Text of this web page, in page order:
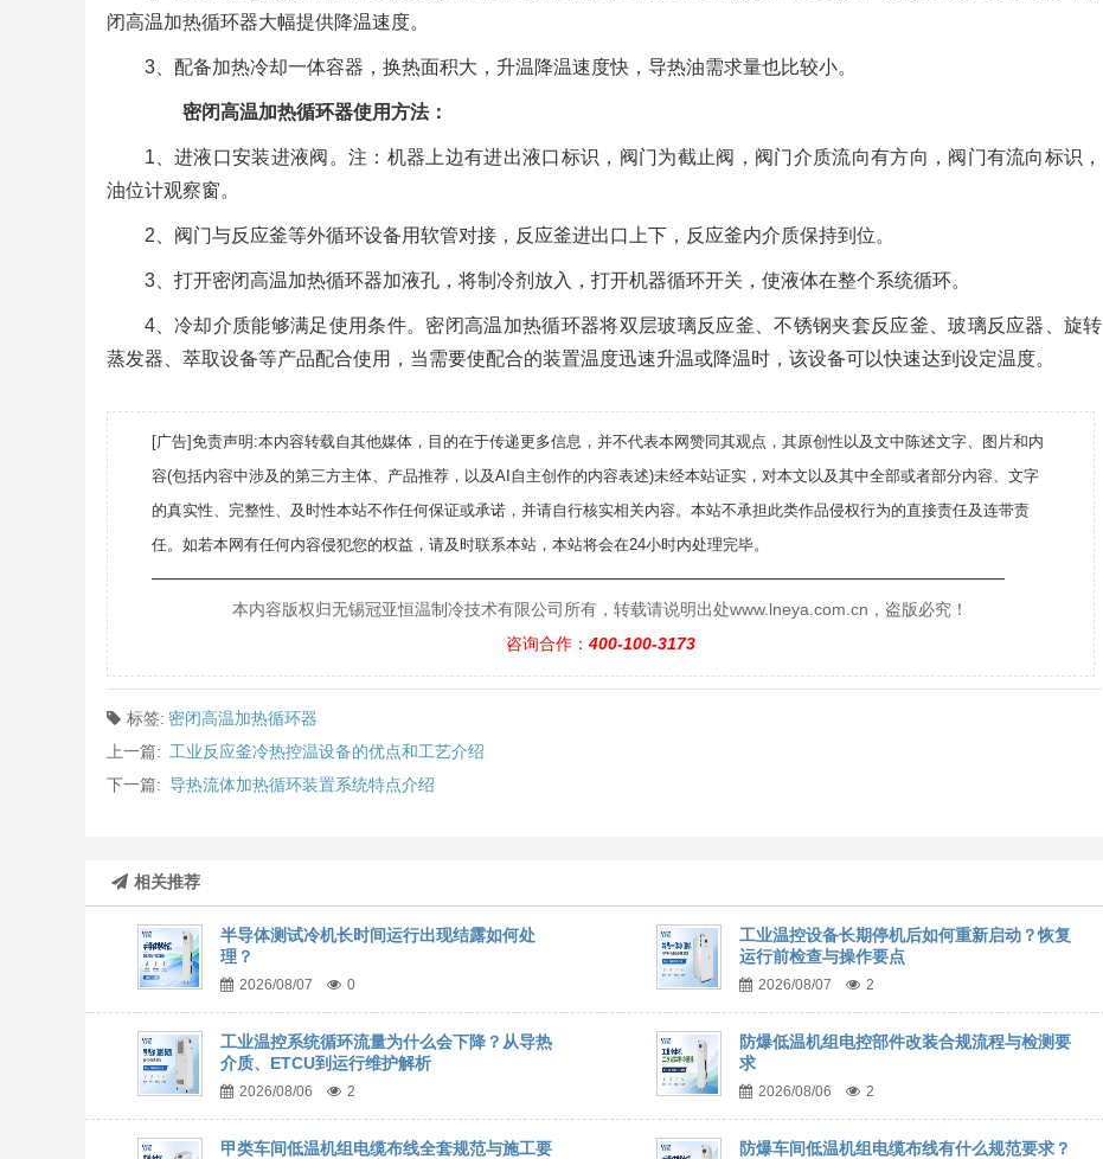
闭高温加热循环器大幅提供降温速度。
3、配备加热冷却一体容器，换热面积大，升温降温速度快，导热油需求量也比较小。
密闭高温加热循环器使用方法：
1、进液口安装进液阀。注：机器上边有进出液口标识，阀门为截止阀，阀门介质流向有方向，阀门有流向标识，
油位计观察窗。
2、阀门与反应釜等外循环设备用软管对接，反应釜进出口上下，反应釜内介质保持到位。
3、打开密闭高温加热循环器加液孔，将制冷剂放入，打开机器循环开关，使液体在整个系统循环。
4、冷却介质能够满足使用条件。密闭高温加热循环器将双层玻璃反应釜、不锈钢夹套反应釜、玻璃反应器、旋转
蒸发器、萃取设备等产品配合使用，当需要使配合的装置温度迅速升温或降温时，该设备可以快速达到设定温度。
[广告]免责声明:本内容转载自其他媒体，目的在于传递更多信息，并不代表本网赞同其观点，其原创性以及文中陈述文字、图片和内
容(包括内容中涉及的第三方主体、产品推荐，以及AI自主创作的内容表述)未经本站证实，对本文以及其中全部或者部分内容、文字
的真实性、完整性、及时性本站不作任何保证或承诺，并请自行核实相关内容。本站不承担此类作品侵权行为的直接责任及连带责
任。如若本网有任何内容侵犯您的权益，请及时联系本站，本站将会在24小时内处理完毕。
—————————————————————————————————————————————
本内容版权归无锡冠亚恒温制冷技术有限公司所有，转载请说明出处www.lneya.com.cn，盗版必究！
咨询合作： 400-100-3173
标签: 密闭高温加热循环器
上一篇: 工业反应釜冷热控温设备的优点和工艺介绍
下一篇: 导热流体加热循环装置系统特点介绍
相关推荐
半导体测试冷机长时间运行出现结露如何处
理？
2026/08/07 0
工业温控设备长期停机后如何重新启动？恢复
运行前检查与操作要点
2026/08/07 2
工业温控系统循环流量为什么会下降？从导热
介质、ETCU到运行维护解析
2026/08/06 2
防爆低温机组电控部件改装合规流程与检测要
求
2026/08/06 2
甲类车间低温机组电缆布线全套规范与施工要
防爆车间低温机组电缆布线有什么规范要求？